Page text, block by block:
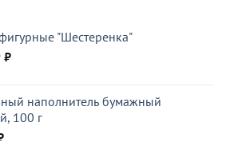
"Шестеренка"
₽Текущая
наполнитель бумажный
100 г
Текущая